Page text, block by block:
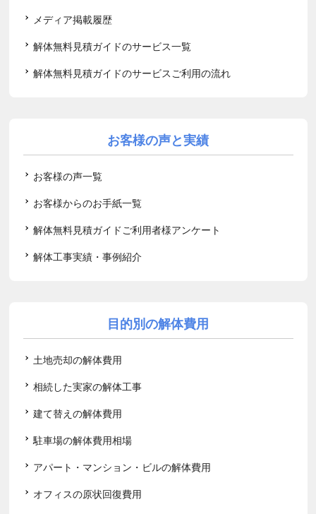
メディア掲載履歴
解体無料見積ガイドのサービス一覧
解体無料見積ガイドのサービスご利用の流れ
お客様の声と実績
お客様の声一覧
お客様からのお手紙一覧
解体無料見積ガイドご利用者様アンケート
解体工事実績・事例紹介
目的別の解体費用
土地売却の解体費用
相続した実家の解体工事
建て替えの解体費用
駐車場の解体費用相場
アパート・マンション・ビルの解体費用
オフィスの原状回復費用